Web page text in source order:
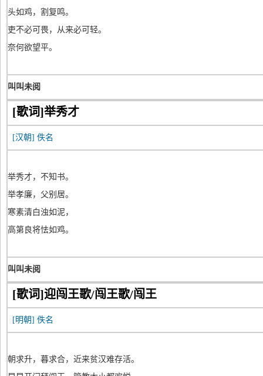
头如鸡，割复鸣。
吏不必可畏，从来必可轻。
奈何欲望平。
叫叫未阅
[歌词]举秀才
[汉朝] 佚名
举秀才，不知书。
举孝廉，父别居。
寒素清白浊如泥，
高第良将怯如鸡。
叫叫未阅
[歌词]迎闯王歌/闯王歌/闯王
[明朝] 佚名
朝求升，暮求合，近来贫汉难存活。